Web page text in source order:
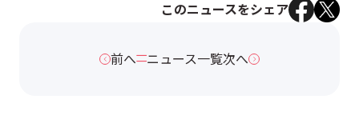
このニュースをシェア
前へ ニュース一覧次へ